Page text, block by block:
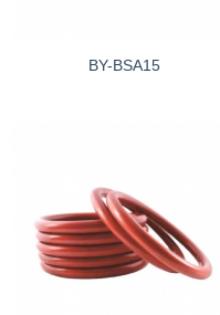
BY-BSA15